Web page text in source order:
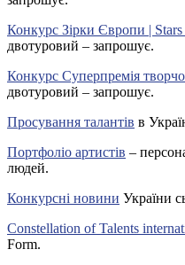
Конкурс Зірки Європи |
двотуровий – запрошує.
Конкурс Суперпремія
двотуровий – запрошує.
Просування талантів в
Портфоліо артистів –
людей.
Конкурсні новини України
Constellation of Talents
Form.